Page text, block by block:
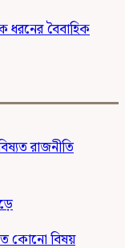
ধরনের বৈবাহিক
রাজনীতি
কোনো বিষয়